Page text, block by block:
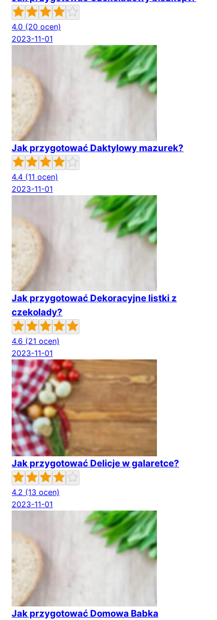
4.0 (20 ocen)
2023-11-01
Jak przygotować Daktylowy mazurek?
4.4 (11 ocen)
2023-11-01
Jak przygotować Dekoracyjne listki z
czekolady?
4.6 (21 ocen)
2023-11-01
Jak przygotować Delicje w galaretce?
4.2 (13 ocen)
2023-11-01
Jak przygotować Domowa Babka